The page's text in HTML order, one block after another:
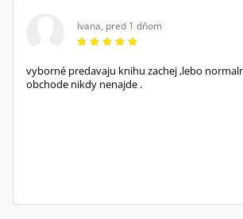
Ivana, pred 1 dňom
vyborné predavaju knihu zachej ,lebo
obchode nikdy nenajde .